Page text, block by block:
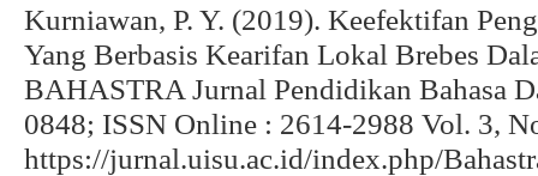
Kurniawan, P. Y. (2019). Keefektifan
Yang Berbasis Kearifan Lokal Brebes
BAHASTRA Jurnal Pendidikan Bahasa
0848; ISSN Online : 2614-2988 Vol. 3,
https://jurnal.uisu.ac.id/index.php/